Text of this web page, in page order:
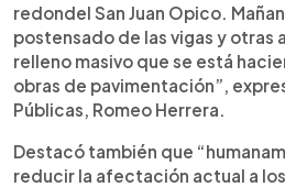
redondel San Juan Opico.
postensado de las vigas y otras
relleno masivo que se está
obras de pavimentación”,
Públicas, Romeo Herrera.
Destacó también que
reducir la afectación actual a